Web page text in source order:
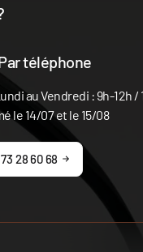
téléphone
au Vendredi : 9h-12h /
le 14/07 et le 15/08
28 60 68